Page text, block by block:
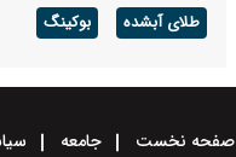
طلای آبشده بوکینگ
صفحه نخست جامعه